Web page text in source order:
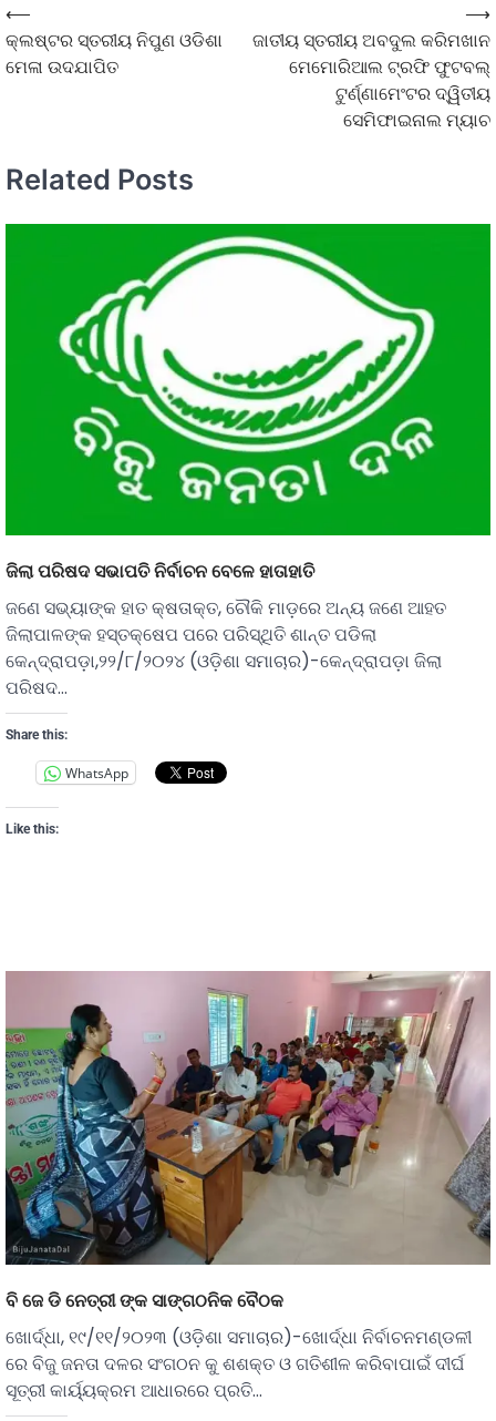
⟵
କ୍ଲଷ୍ଟର ସ୍ତରୀୟ ନିପୁଣ ଓଡିଶା
ମେଳା ଉଦଯାପିତ
ଜାତୀୟ ସ୍ତରୀୟ ଅବଦୁଲ କରିମଖାନ
ମେମୋରିଆଲ ଟ୍ରଫି ଫୁଟବଲ୍
ଟୁର୍ଣ୍ଣାମେଂଟର ଦ୍ୱିତୀୟ
ସେମିଫାଇନାଲ ମ୍ୟାଚ
⟶
Related Posts
ଜିଲା ପରିଷଦ ସଭାପତି ନିର୍ବାଚନ ବେଳେ ହାତାହାତି
ଜଣେ ସଭ୍ୟାଙ୍କ ହାତ କ୍ଷତାକ୍ତ, ଚୌକି ମାଡ଼ରେ ଅନ୍ୟ ଜଣେ ଆହତ
ଜିଲାପାଳଙ୍କ ହସ୍ତକ୍ଷେପ ପରେ ପରିସ୍ଥିତି ଶାନ୍ତ ପଡିଲା
କେନ୍ଦ୍ରାପଡ଼ା,୨୨/୮/୨୦୨୪ (ଓଡ଼ିଶା ସମାଚାର)-କେନ୍ଦ୍ରାପଡ଼ା ଜିଲା
ପରିଷଦ…
Share this:
WhatsApp
Like this:
ବି ଜେ ଡି ନେତ୍ରୀ ଙ୍କ ସାଙ୍ଗଠନିକ ବୈଠକ
ଖୋର୍ଦ୍ଧା, ୧୯/୧୧/୨୦୨୩ (ଓଡ଼ିଶା ସମାଚାର)-ଖୋର୍ଦ୍ଧା ନିର୍ବାଚନମଣ୍ଡଳୀ
ରେ ବିଜୁ ଜନତା ଦଳର ସଂଗଠନ କୁ ଶଶକ୍ତ ଓ ଗତିଶୀଳ କରିବାପାଇଁ ଦୀର୍ଘ
ସୂତ୍ରୀ କାର୍ୟ୍ୟକ୍ରମ ଆଧାରରେ ପ୍ରତି…